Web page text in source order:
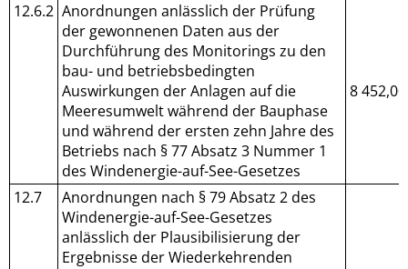
12.6.2 Anordnungen anlässlich der Prüfung
der gewonnenen Daten aus der
Durchführung des Monitorings zu den
bau- und betriebsbedingten
Auswirkungen der Anlagen auf die
Meeresumwelt während der Bauphase
und während der ersten zehn Jahre des
Betriebs nach § 77 Absatz 3 Nummer 1
des Windenergie-auf-See-Gesetzes
8 452,00
12.7
Anordnungen nach § 79 Absatz 2 des
Windenergie-auf-See-Gesetzes
anlässlich der Plausibilisierung der
Ergebnisse der Wiederkehrenden